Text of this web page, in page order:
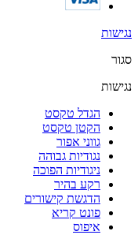
נגישות
סגור
נגישות
הגדל טקסט
הקטן טקסט
גווני אפור
נגודיות גבוהה
ניגודיות הפוכה
רקע בהיר
הדגשת קישורים
פונט קריא
איפוס